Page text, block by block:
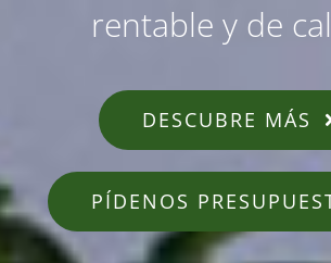
rentable y de
DESCUBRE MÁS
PÍDENOS